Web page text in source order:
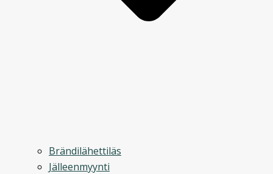
Brändilähettiläs
Jälleenmyynti